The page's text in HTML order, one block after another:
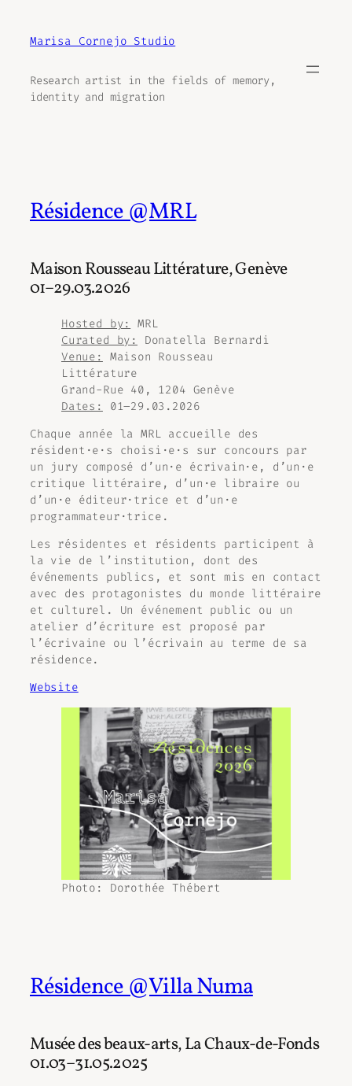
contenu
Marisa Cornejo Studio
Research artist in the fields of memory,
identity and migration
Résidence @MRL
Maison Rousseau Littérature, Genève
01–29.03.2026
Hosted by:
MRL
Curated by:
Donatella Bernardi
Venue:
Maison Rousseau
Littérature
Grand-Rue 40, 1204 Genève
Dates:
01–29.03.2026
Chaque année la MRL accueille des
résident·e·s choisi·e·s sur concours par
un jury composé d’un·e écrivain·e, d’un·e
critique littéraire, d’un·e libraire ou
d’un·e éditeur·trice et d’un·e
programmateur·trice.
Les résidentes et résidents participent à
la vie de l’institution, dont des
événements publics, et sont mis en contact
avec des protagonistes du monde littéraire
et culturel. Un événement public ou un
atelier d’écriture est proposé par
l’écrivaine ou l’écrivain au terme de sa
résidence.
Website
Photo: Dorothée Thébert
Résidence @Villa Numa
Musée des beaux-arts, La Chaux-de-Fonds
01.03–31.05.2025